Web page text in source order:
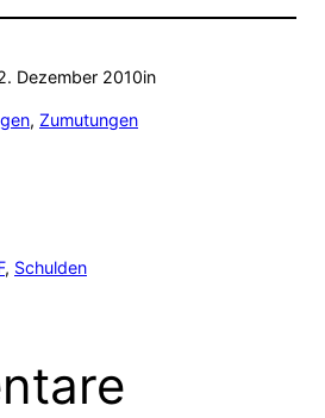
Dezember 2010in
, Zumutungen
, Schulden